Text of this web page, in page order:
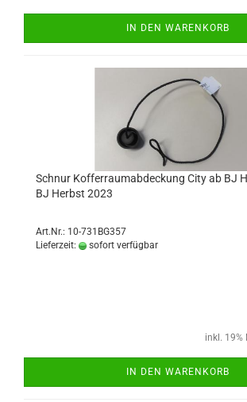
IN DEN WARENKORB
Schnur Kofferraumabdeckung City ab BJ
BJ Herbst 2023
Art.Nr.: 10-731BG357
Lieferzeit:
sofort verfügbar
inkl. 19%
IN DEN WARENKORB